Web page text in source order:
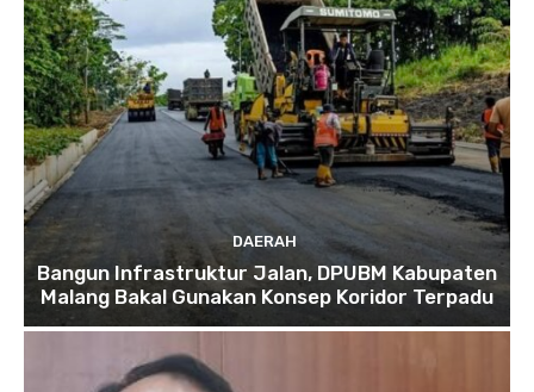
DAERAH
Bangun Infrastruktur Jalan, DPUBM Kabupaten
Malang Bakal Gunakan Konsep Koridor Terpadu